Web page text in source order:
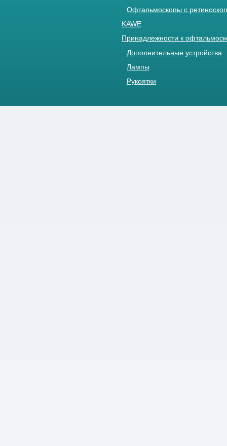
Офтальмоскопы с
KAWE
Принадлежности к
Дополнительные устройства
Лампы
Рукоятки